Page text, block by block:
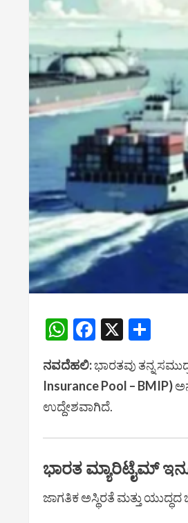
WhatsApp
Facebook
X
ನವದೆಹಲಿ:ಭಾರತವು ತನ್ನ
Insurance Pool – BMIP)
ಉದ್ದೇಶವಾಗಿದೆ.
ಭಾರತ ಮ್ಯಾರಿಟೈಮ್
ಜಾಗತಿಕ ಅಸ್ಥಿರತೆ ಮತ್ತು